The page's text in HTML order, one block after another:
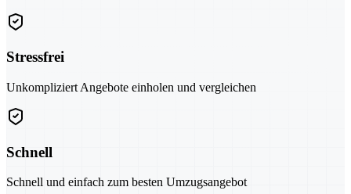
Stressfrei
Unkompliziert Angebote einholen und vergleichen
Schnell
Schnell und einfach zum besten Umzugsangebot